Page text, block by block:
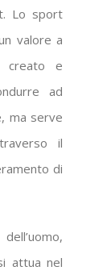
Lo sport
valore a
creato e
ad
ma serve
il
di
attua nel